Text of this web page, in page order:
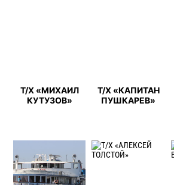
Т/Х «МИХАИЛ
КУТУЗОВ»
Т/Х «КАПИТАН
ПУШКАРЕВ»